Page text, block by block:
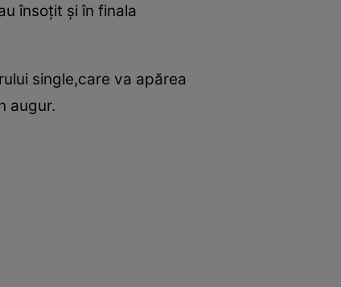
însoţit şi în finala
single,care va apărea
augur.